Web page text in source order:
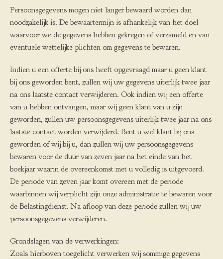
Persoonsgegevens mogen niet langer bewaard worden dan
noodzakelijk is. De bewaartermijn is afhankelijk van het doel
waarvoor we de gegevens hebben gekregen of verzameld en van
eventuele wettelijke plichten om gegevens te bewaren.
Indien u een offerte bij ons heeft opgevraagd maar u geen klant
bij ons geworden bent, zullen wij uw gegevens uiterlijk twee jaar
na ons laatste contact verwijderen. Ook indien wij een offerte
van u hebben ontvangen, maar wij geen klant van u zijn
geworden, zullen uw persoonsgegevens uiterlijk twee jaar na ons
laatste contact worden verwijderd. Bent u wel klant bij ons
geworden of wij bij u, dan zullen wij uw persoonsgegevens
bewaren voor de duur van zeven jaar na het einde van het
boekjaar waarin de overeenkomst met u volledig is uitgevoerd.
De periode van zeven jaar komt overeen met de periode
waarbinnen wij verplicht zijn onze administratie te bewaren voor
de Belastingdienst. Na afloop van deze periode zullen wij uw
persoonsgegevens verwijderen.
Grondslagen van de verwerkingen:
Zoals hierboven toegelicht verwerken wij sommige gegevens